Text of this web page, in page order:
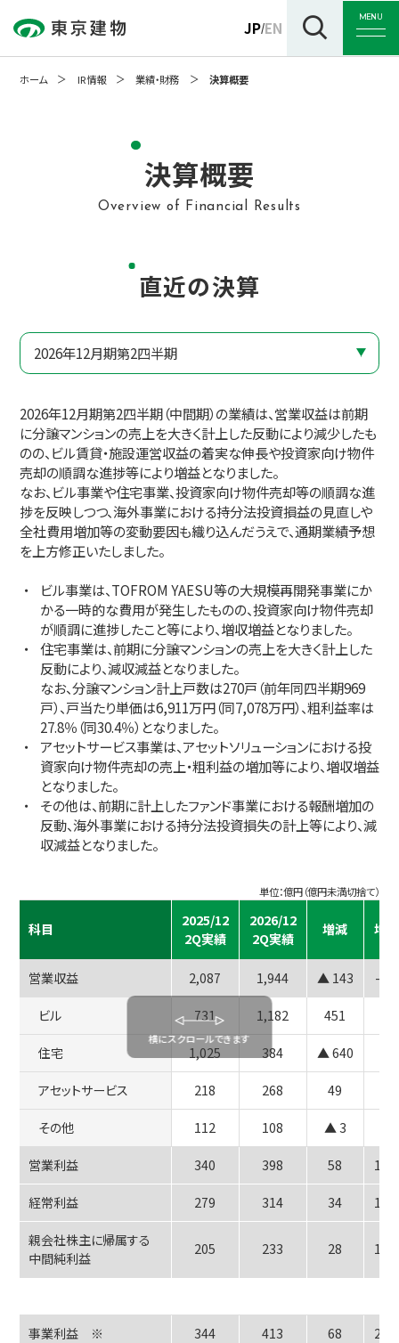
サステナビリティ
IR情報
コミュニケーション活動
ニュース
採用情報
お問い合わせ
JP/EN
MENU
ホーム IR情報 業績・財務 決算概要
決算概要
Overview of Financial Results
直近の決算
2026年12月期第2四半期
2026年12月期第2四半期（中間期）の業績は、営業収益は前期
に分譲マンションの売上を大きく計上した反動により減少したも
のの、ビル賃貸・施設運営収益の着実な伸長や投資家向け物件
売却の順調な進捗等により増益となりました。
なお、ビル事業や住宅事業、投資家向け物件売却等の順調な進
捗を反映しつつ、海外事業における持分法投資損益の見直しや
全社費用増加等の変動要因も織り込んだうえで、通期業績予想
を上方修正いたしました。
ビル事業は、TOFROM YAESU等の大規模再開発事業にか
かる一時的な費用が発生したものの、投資家向け物件売却
が順調に進捗したこと等により、増収増益となりました。
住宅事業は、前期に分譲マンションの売上を大きく計上した
反動により、減収減益となりました。
なお、分譲マンション計上戸数は270戸（前年同四半期969
戸）、戸当たり単価は6,911万円（同7,078万円）、粗利益率は
27.8％（同30.4％）となりました。
アセットサービス事業は、アセットソリューションにおける投
資家向け物件売却の売上・粗利益の増加等により、増収増益
となりました。
その他は、前期に計上したファンド事業における報酬増加の
反動、海外事業における持分法投資損失の計上等により、減
収減益となりました。
単位：億円（億円未満切捨て）
科目
2025/12
2Q実績
2026/12
2Q実績
増減 増
営業収益 2,087 1,944 ▲ 143 -
ビル 731 1,182 451
住宅 1,025 384 ▲ 640
アセットサービス 218 268 49
その他 112 108 ▲ 3
営業利益 340 398 58
経常利益 279 314 34
親会社株主に帰属する
中間純利益
205 233 28
事業利益　※ 344 413 68